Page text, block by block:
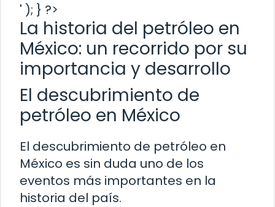
' ); } ?>
La historia del petróleo en
México: un recorrido por su
importancia y desarrollo
El descubrimiento de
petróleo en México
El descubrimiento de petróleo en
México es sin duda uno de los
eventos más importantes en la
historia del país.